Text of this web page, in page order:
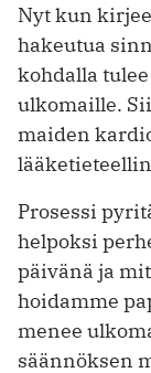
Nyt kun
hakeutua
kohdalla
ulkomaille.
maiden
Prosessi
helpoksi
päivänä ja
hoidamme
menee
säännöksen